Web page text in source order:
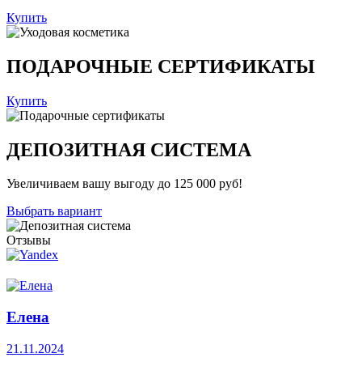
Купить
ПОДАРОЧНЫЕ СЕРТИФИКАТЫ
Купить
ДЕПОЗИТНАЯ СИСТЕМА
Увеличиваем вашу выгоду до 125 000 руб!
Выбрать вариант
Отзывы
Елена
21.11.2024